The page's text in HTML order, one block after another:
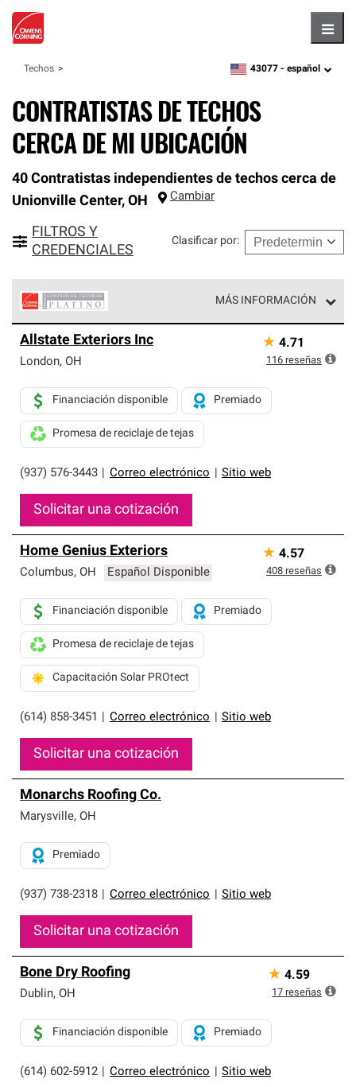
Techos zipcode, language
43077 - español
CONTRATISTAS DE TECHOS
CERCA DE MI UBICACIÓN
40 Contratistas independientes de techos cerca de
Unionville Center, OH Cambiar
FILTROS Y
CREDENCIALES
Clasificar por:
MÁS INFORMACIÓN
Corning constituyen el nivel superior de nuestra red
exclusiva y cumplen con estándares estrictos de
Solo ellos pueden ofrecer nuestra mejor garantía de
sistemas de techos.
Allstate Exteriors Inc
London, OH
(937) 576-3443 Correo electrónico Sitio web
Financiación disponible Premiado
Promesa de reciclaje de tejas
Solicitar una cotización
★ 4.71
116 reseñas
Home Genius Exteriors
Columbus, OH Español Disponible
(614) 858-3451 Correo electrónico Sitio web
Financiación disponible Premiado
Promesa de reciclaje de tejas
Capacitación Solar PROtect
Solicitar una cotización
★ 4.57
408 reseñas
Monarchs Roofing Co.
Marysville, OH
(937) 738-2318 Correo electrónico Sitio web
Premiado
Solicitar una cotización
Bone Dry Roofing
Dublin, OH
(614) 602-5912 Correo electrónico Sitio web
Financiación disponible Premiado
★ 4.59
17 reseñas